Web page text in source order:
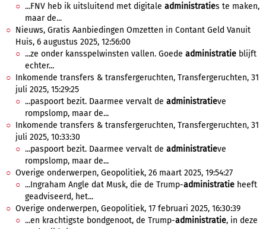
...FNV heb ik uitsluitend met digitale administraties te maken,
maar de...
Nieuws, Gratis Aanbiedingen Omzetten in Contant Geld Vanuit
Huis, 6 augustus 2025, 12:56:00
...ze onder kansspelwinsten vallen. Goede administratie blijft
echter...
Inkomende transfers & transfergeruchten, Transfergeruchten, 31
juli 2025, 15:29:25
...paspoort bezit. Daarmee vervalt de administratieve
rompslomp, maar de...
Inkomende transfers & transfergeruchten, Transfergeruchten, 31
juli 2025, 10:33:30
...paspoort bezit. Daarmee vervalt de administratieve
rompslomp, maar de...
Overige onderwerpen, Geopolitiek, 26 maart 2025, 19:54:27
...Ingraham Angle dat Musk, die de Trump-administratie heeft
geadviseerd, het...
Overige onderwerpen, Geopolitiek, 17 februari 2025, 16:30:39
...en krachtigste bondgenoot, de Trump-administratie, in deze